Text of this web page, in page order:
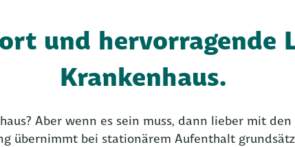
und hervorragende
Krankenhaus.
Aber wenn es sein muss, dann lieber mit
übernimmt bei stationärem Aufenthalt